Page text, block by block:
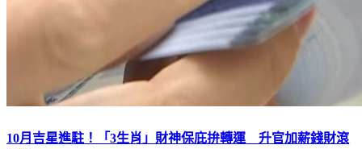
10月吉星進駐！「3生肖」財神保庇拚轉運 升官加薪錢財滾